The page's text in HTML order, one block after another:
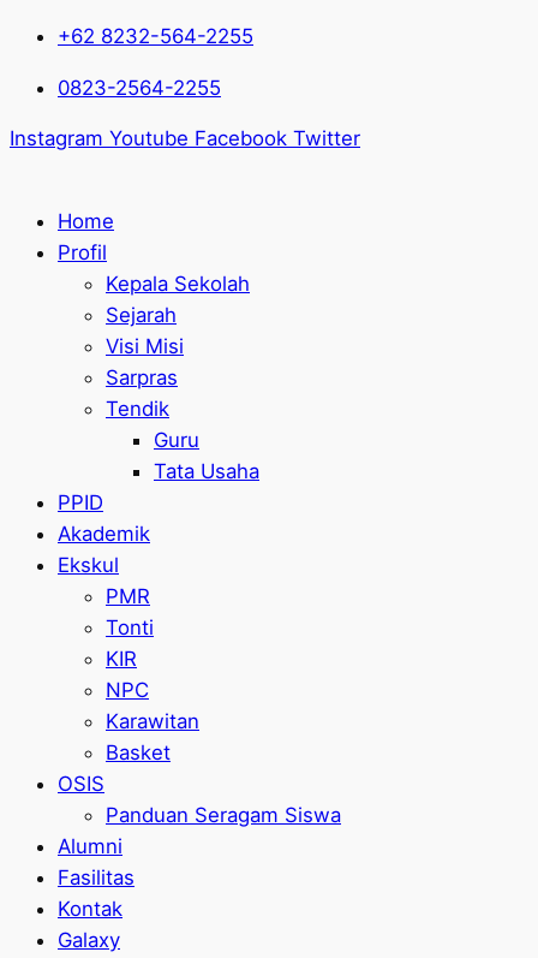
+62 8232-564-2255
0823-2564-2255
Instagram Youtube Facebook Twitter
Home
Profil
Kepala Sekolah
Sejarah
Visi Misi
Sarpras
Tendik
Guru
Tata Usaha
PPID
Akademik
Ekskul
PMR
Tonti
KIR
NPC
Karawitan
Basket
OSIS
Panduan Seragam Siswa
Alumni
Fasilitas
Kontak
Galaxy